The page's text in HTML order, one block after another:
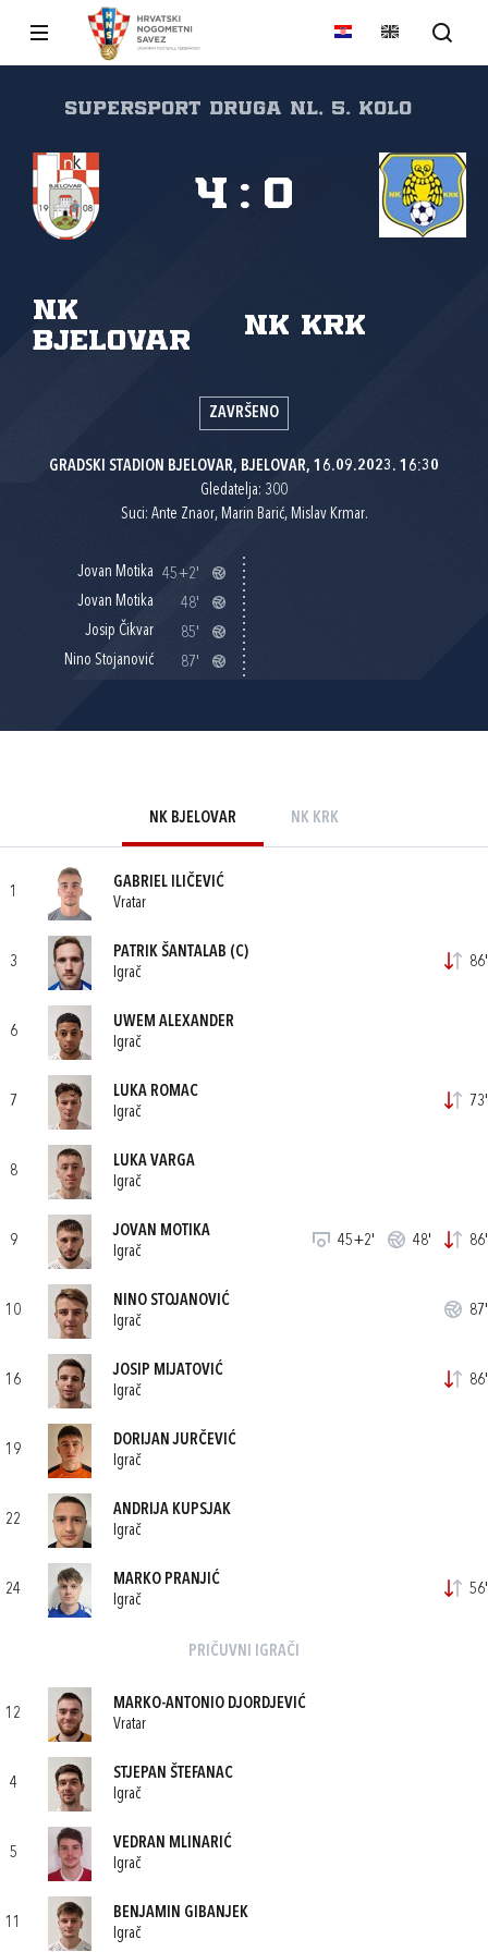
SuperSport Druga NL, 5. kolo
NK
Bjelovar
NK Krk
4 : 0
ZAVRŠENO
GRADSKI STADION BJELOVAR, BJELOVAR, 16.09.2023. 16:30
Gledatelja: 300
Suci: Ante Znaor, Marin Barić, Mislav Krmar.
Jovan Motika 45+2'
Jovan Motika
48'
Josip Čikvar
85'
Nino Stojanović
87'
NK BJELOVAR NK KRK
1
GABRIEL ILIČEVIĆ
Vratar
3
PATRIK ŠANTALAB (C)
Igrač
86'
6
UWEM ALEXANDER
Igrač
7
LUKA ROMAC
Igrač
73'
8
LUKA VARGA
Igrač
9
JOVAN MOTIKA
Igrač
45+2' 48' 86'
10
NINO STOJANOVIĆ
Igrač
87'
16
JOSIP MIJATOVIĆ
Igrač
86'
19
DORIJAN JURČEVIĆ
Igrač
22
ANDRIJA KUPSJAK
Igrač
24
MARKO PRANJIĆ
Igrač
56'
PRIČUVNI IGRAČI
12
MARKO-ANTONIO DJORDJEVIĆ
Vratar
4
STJEPAN ŠTEFANAC
Igrač
5
VEDRAN MLINARIĆ
Igrač
11
BENJAMIN GIBANJEK
Igrač